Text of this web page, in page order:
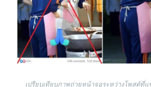
เปรียบเทียบภาพถ่ายหน้าจอระหว่างโพสต์ที่แ